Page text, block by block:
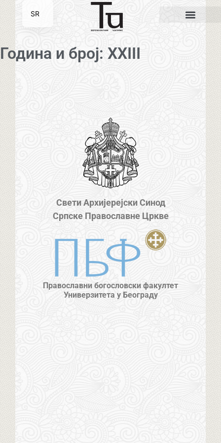
Година и број: XXIII
Свети Архијерејски Синод
Српске Православне Цркве
Православни богословски факултет
Универзитета у Београду
SR
EN